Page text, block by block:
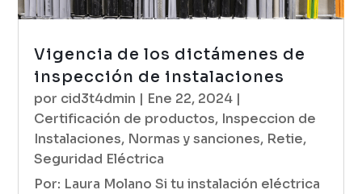
Vigencia de los dictámenes de
inspección de instalaciones
por cid3t4dmin | Ene 22, 2024 |
Certificación de productos, Inspeccion de
Instalaciones, Normas y sanciones, Retie,
Seguridad Eléctrica
Por: Laura Molano Si tu instalación eléctrica